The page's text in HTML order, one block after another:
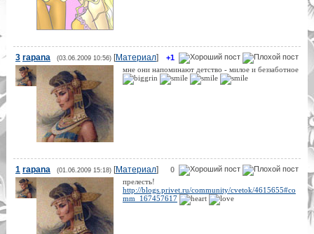
+1
3 rapana (03.06.2009 10:56)[Материал]
мне они напоминают детство - милое и беззаботное
0
1 rapana (01.06.2009 15:18)[Материал]
прелесть!
http://blogs.privet.ru/community/cvetok/4615655#co
mm_167457617